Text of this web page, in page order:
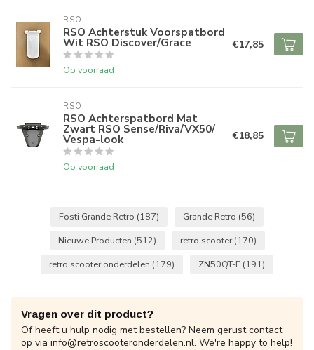
RSO
RSO Achterstuk Voorspatbord
Wit RSO Discover/Grace
Op voorraad
€17,85
RSO
RSO Achterspatbord Mat
Zwart RSO Sense/Riva/VX50/
Vespa-look
Op voorraad
€18,85
Fosti Grande Retro (187) Grande Retro (56)
Nieuwe Producten (512) retro scooter (170)
retro scooter onderdelen (179) ZN50QT-E (191)
Vragen over dit product?
Of heeft u hulp nodig met bestellen? Neem gerust contact
op via info@retroscooteronderdelen.nl. We're happy to help!